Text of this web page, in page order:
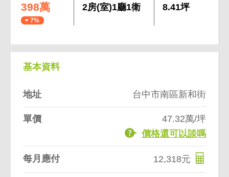
398萬
7%
2房(室)1廳1衛 8.41坪
基本資料
地址 台中市南區新和街
單價
47.32萬/坪
價格還可以談嗎
每月應付 12,318元